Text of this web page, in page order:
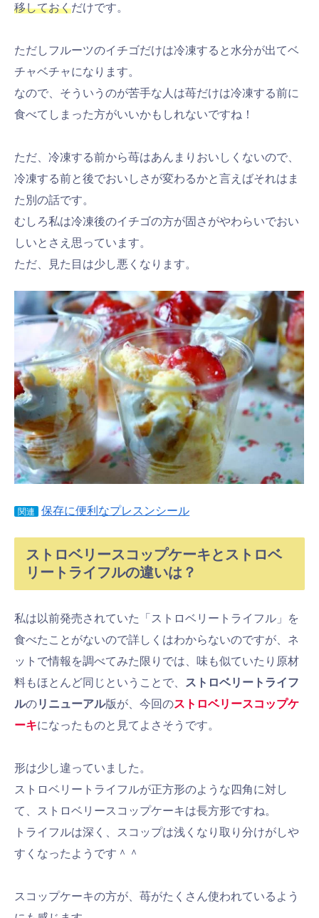
移しておくだけです。
ただしフルーツのイチゴだけは冷凍すると水分が出てベ
チャベチャになります。
なので、そういうのが苦手な人は苺だけは冷凍する前に
食べてしまった方がいいかもしれないですね！
ただ、冷凍する前から苺はあんまりおいしくないので、
冷凍する前と後でおいしさが変わるかと言えばそれはま
た別の話です。
むしろ私は冷凍後のイチゴの方が固さがやわらいでおい
しいとさえ思っています。
ただ、見た目は少し悪くなります。
関連 保存に便利なプレスンシール
ストロベリースコップケーキとストロベ
リートライフルの違いは？
私は以前発売されていた「ストロベリートライフル」を
食べたことがないので詳しくはわからないのですが、ネ
ットで情報を調べてみた限りでは、味も似ていたり原材
料もほとんど同じということで、
ストロベリートライフ
ルのリニューアル版が、今回のストロベリースコップケ
ーキになったものと見てよさそうです。
形は少し違っていました。
ストロベリートライフルが正方形のような四角に対し
て、ストロベリースコップケーキは長方形ですね。
トライフルは深く、スコップは浅くなり取り分けがしや
すくなったようです＾＾
スコップケーキの方が、苺がたくさん使われているよう